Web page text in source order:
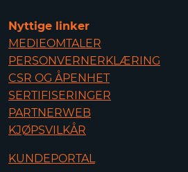
Nyttige linker
MEDIEOMTALER
PERSONVERNERKLÆRING
CSR OG ÅPENHET
SERTIFISERINGER
PARTNERWEB
KJØPSVILKÅR
KUNDEPORTAL